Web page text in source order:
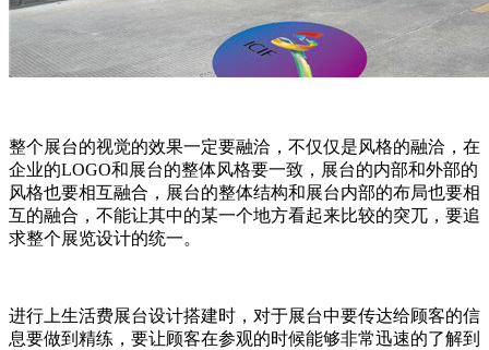
整个展台的视觉的效果一定要融洽，不仅仅是风格的融洽，在
企业的LOGO和展台的整体风格要一致，展台的内部和外部的
风格也要相互融合，展台的整体结构和展台内部的布局也要相
互的融合，不能让其中的某一个地方看起来比较的突兀，要追
求整个展览设计的统一。
进行上生活费展台设计搭建时，对于展台中要传达给顾客的信
息要做到精练，要让顾客在参观的时候能够非常迅速的了解到